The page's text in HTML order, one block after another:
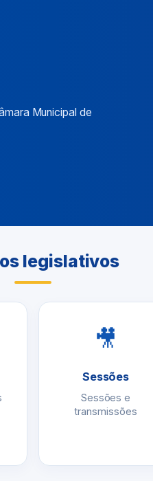
Municipal de
legislativos
🎥
Sessões
Sessões e
transmissões